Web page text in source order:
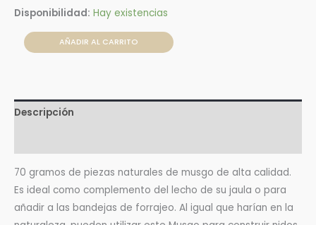
Disponibilidad: Hay existencias
AÑADIR AL CARRITO
Descripción
70 gramos de piezas naturales de musgo de alta calidad.
Es ideal como complemento del lecho de su jaula o para
añadir a las bandejas de forrajeo. Al igual que harían en la